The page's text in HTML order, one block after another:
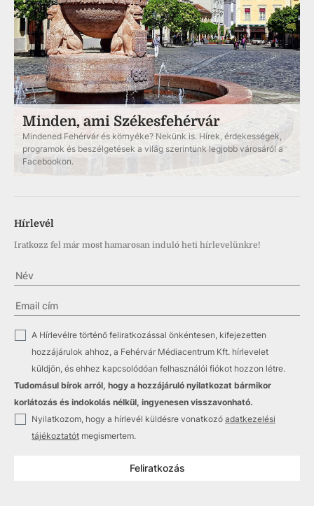
Minden, ami Székesfehérvár
Mindened Fehérvár és környéke? Nekünk is. Hírek, érdekességek,
programok és beszélgetések a világ szerintünk legjobb városáról a
Facebookon.
Hírlevél
Iratkozz fel már most hamarosan induló heti hírlevelünkre!
✓
A Hírlevélre történő feliratkozással önkéntesen, kifejezetten
hozzájárulok ahhoz, a Fehérvár Médiacentrum Kft. hírlevelet
küldjön, és ehhez kapcsolódóan felhasználói fiókot hozzon létre.
Tudomásul bírok arról, hogy a hozzájáruló nyilatkozat bármikor
korlátozás és indokolás nélkül, ingyenesen visszavonható.
✓ Nyilatkozom, hogy a hírlevél küldésre vonatkozó adatkezelési
tájékoztatót megismertem.
Feliratkozás